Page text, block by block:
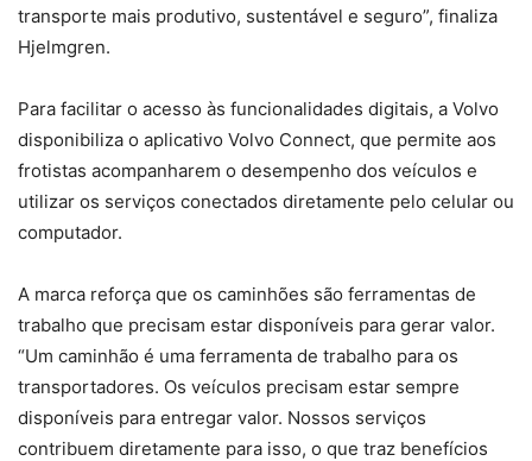
transporte mais produtivo, sustentável e seguro”, finaliza
Hjelmgren.
Para facilitar o acesso às funcionalidades digitais, a Volvo
disponibiliza o aplicativo Volvo Connect, que permite aos
frotistas acompanharem o desempenho dos veículos e
utilizar os serviços conectados diretamente pelo celular ou
computador.
A marca reforça que os caminhões são ferramentas de
trabalho que precisam estar disponíveis para gerar valor.
“Um caminhão é uma ferramenta de trabalho para os
transportadores. Os veículos precisam estar sempre
disponíveis para entregar valor. Nossos serviços
contribuem diretamente para isso, o que traz benefícios